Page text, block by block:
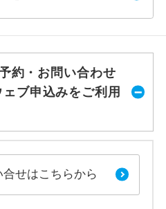
約・お問い合わせ
ェブ申込みをご利用
せはこちらから